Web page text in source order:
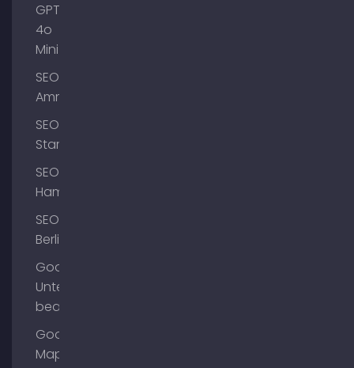
GPT-
4o
Mini
SEO
Ammersee
SEO
Starnberg
SEO
Hamburg
SEO
Berlin
Google
Unternehmensprofil
bearbeiten
Google
Maps